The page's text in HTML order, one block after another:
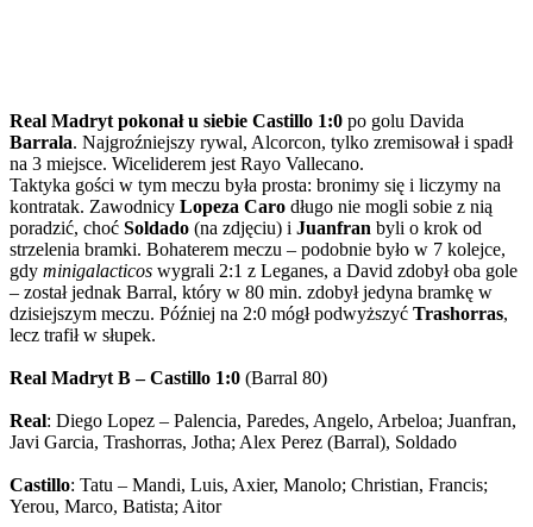
Real Madryt pokonał u siebie Castillo 1:0 po golu Davida
Barrala. Najgroźniejszy rywal, Alcorcon, tylko zremisował i spadł
na 3 miejsce. Wiceliderem jest Rayo Vallecano.
Taktyka gości w tym meczu była prosta: bronimy się i liczymy na
kontratak. Zawodnicy Lopeza Caro długo nie mogli sobie z nią
poradzić, choć Soldado (na zdjęciu) i Juanfran byli o krok od
strzelenia bramki. Bohaterem meczu – podobnie było w 7 kolejce,
gdy minigalacticos wygrali 2:1 z Leganes, a David zdobył oba gole
– został jednak Barral, który w 80 min. zdobył jedyna bramkę w
dzisiejszym meczu. Później na 2:0 mógł podwyższyć Trashorras,
lecz trafił w słupek.
Real Madryt B – Castillo 1:0 (Barral 80)
Real: Diego Lopez – Palencia, Paredes, Angelo, Arbeloa; Juanfran,
Javi Garcia, Trashorras, Jotha; Alex Perez (Barral), Soldado
Castillo: Tatu – Mandi, Luis, Axier, Manolo; Christian, Francis;
Yerou, Marco, Batista; Aitor